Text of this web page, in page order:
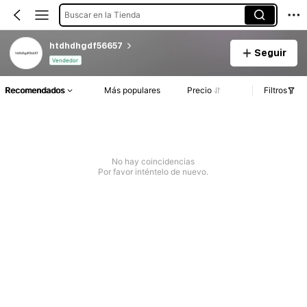
Buscar en la Tienda
htdhdhgdf56657
Vendedor
Seguir
Recomendados Más populares Precio Filtros
No hay coincidencias
Por favor inténtelo de nuevo.